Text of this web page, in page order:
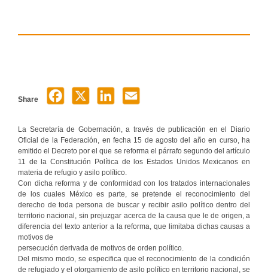
Share
La Secretaría de Gobernación, a través de publicación en el Diario
Oficial de la Federación, en fecha 15 de agosto del año en curso, ha
emitido el Decreto por el que se reforma el párrafo segundo del artículo
11 de la Constitución Política de los Estados Unidos Mexicanos en
materia de refugio y asilo político.
Con dicha reforma y de conformidad con los tratados internacionales
de los cuales México es parte, se pretende el reconocimiento del
derecho de toda persona de buscar y recibir asilo político dentro del
territorio nacional, sin prejuzgar acerca de la causa que le de origen, a
diferencia del texto anterior a la reforma, que limitaba dichas causas a
motivos de
persecución derivada de motivos de orden político.
Del mismo modo, se especifica que el reconocimiento de la condición
de refugiado y el otorgamiento de asilo político en territorio nacional, se